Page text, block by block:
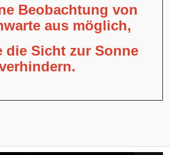
Beobachtung von
aus möglich,
die Sicht zur Sonne